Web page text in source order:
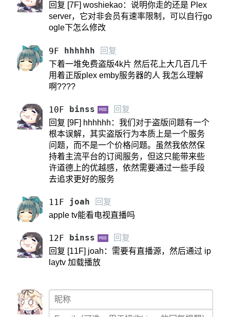
回复 [7F] woshiekao：说明你走的还是 Plex
server，它对非会员有速率限制，可以自行go
ogle下怎么修改
9F hhhhhh 回复
下着一堆免费盗版4k片 然后花上大几百几千
用着正版plex emby服务器的人 我怎么理解
啊????
10F binss MOD 回复
回复 [9F] hhhhhh：我们对于盗版问题有一个
根本误解，其实盗版行为本质上是一个服务
问题，而不是一个价格问题。虽然我依然保
持着主流平台的订阅服务，但这只能带来些
许道德上的优越感，依然需要通过一些手段
去追求更好的服务
11F joah 回复
apple tv能看电视直播吗
12F binss MOD 回复
回复 [11F] joah：需要有直播源，然后通过 ip
laytv 加载播放